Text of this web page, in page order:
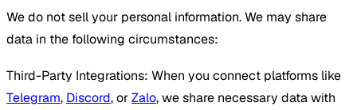
We do not sell your personal information. We may share
data in the following circumstances:
Third-Party Integrations: When you connect platforms like
Telegram, Discord, orZalo, we share necessary data with